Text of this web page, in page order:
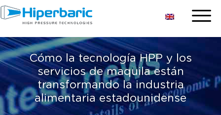
Cómo la tecnología HPP y los
servicios de maquila están
transformando la industria
alimentaria estadounidense